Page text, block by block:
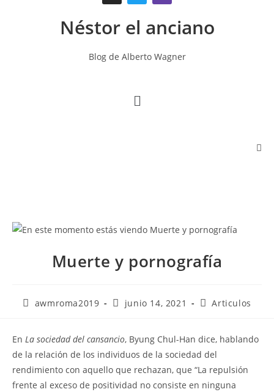
Néstor el anciano
Blog de Alberto Wagner
Muerte y pornografía
awmroma2019 junio 14, 2021 Articulos
En La sociedad del cansancio, Byung Chul-Han dice, hablando
de la relación de los individuos de la sociedad del
rendimiento con aquello que rechazan, que “La repulsión
frente al exceso de positividad no consiste en ninguna